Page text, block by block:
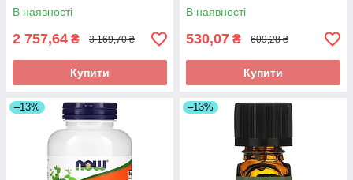
В наявності
2 757,64 ₴ 3 169,70 ₴
Купити
(0,25 рідин та си. унції),
оригінал
В наявності
530,07 ₴ 609,28 ₴
Купити
–13% –13%